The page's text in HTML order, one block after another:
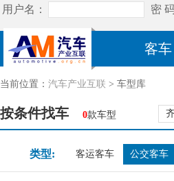
客车
当前位置： 汽车产业互联 > 车型库
按条件找车 0款车型
类型: 客运客车 公交客车